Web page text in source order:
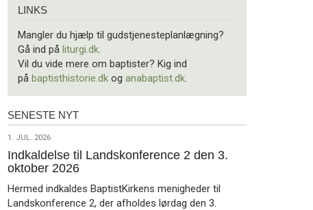
LINKS
Mangler du hjælp til gudstjenesteplanlægning?
Gå ind på liturgi.dk
Vil du vide mere om baptister? Kig ind
på baptisthistorie.dk og anabaptist.dk
Seneste
SENESTE NYT
1.
jul.
2026
1. JUL. 2026
Indkaldelse til Landskonference 2 den 3.
oktober 2026
Hermed indkaldes BaptistKirkens menigheder til
Landskonference 2, der afholdes lørdag den 3.